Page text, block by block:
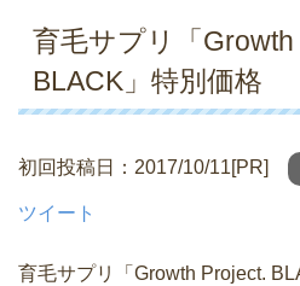
育毛サプリ「Growth
BLACK」特別価格
初回投稿日：2017/10/11[PR]
ツイート
育毛サプリ「Growth Project.